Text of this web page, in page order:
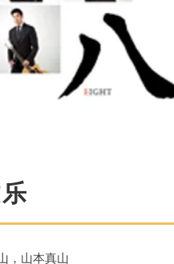
，山本真山